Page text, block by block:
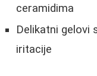
ceramidima
Delikatni gelovi
iritacije